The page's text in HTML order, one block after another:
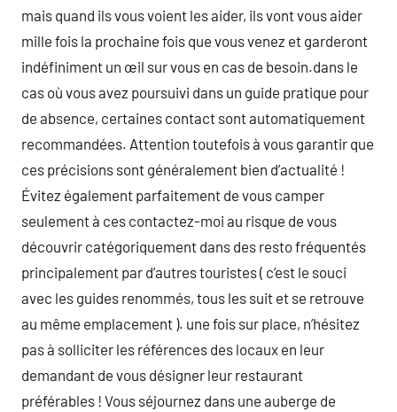
mais quand ils vous voient les aider, ils vont vous aider
mille fois la prochaine fois que vous venez et garderont
indéfiniment un œil sur vous en cas de besoin.dans le
cas où vous avez poursuivi dans un guide pratique pour
de absence, certaines contact sont automatiquement
recommandées. Attention toutefois à vous garantir que
ces précisions sont généralement bien d’actualité !
Évitez également parfaitement de vous camper
seulement à ces contactez-moi au risque de vous
découvrir catégoriquement dans des resto fréquentés
principalement par d’autres touristes ( c’est le souci
avec les guides renommés, tous les suit et se retrouve
au même emplacement ). une fois sur place, n’hésitez
pas à solliciter les références des locaux en leur
demandant de vous désigner leur restaurant
préférables ! Vous séjournez dans une auberge de